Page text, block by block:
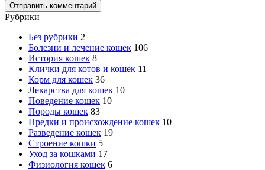
Рубрики
Без рубрики 2
Болезни и лечение кошек 106
История кошек 8
Клички для котов и кошек 11
Корм для кошек 36
Лекарства для кошек 10
Поведение кошек 10
Породы кошек 83
Предки и происхождение кошек 10
Разведение кошек 19
Строение кошки 5
Уход за кошками 17
Физиология кошек 6